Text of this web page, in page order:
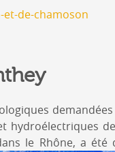
de-chamoson
le Rhône, a été